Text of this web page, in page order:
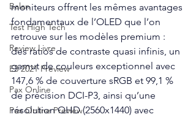
Balan
Test High Tech
Review Livre
E3 2021 Preview
Pax Online
Pax Online Preview
moniteurs offrent les mêmes avantages
fondamentaux de l’OLED que l’on
retrouve sur les modèles premium :
des ratios de contraste quasi infinis, un
gamut de couleurs exceptionnel avec
147,6 % de couverture sRGB et 99,1 %
de précision DCI-P3, ainsi qu’une
résolution QHD (2560x1440) avec